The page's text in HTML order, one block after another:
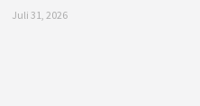
Juli 31, 2026